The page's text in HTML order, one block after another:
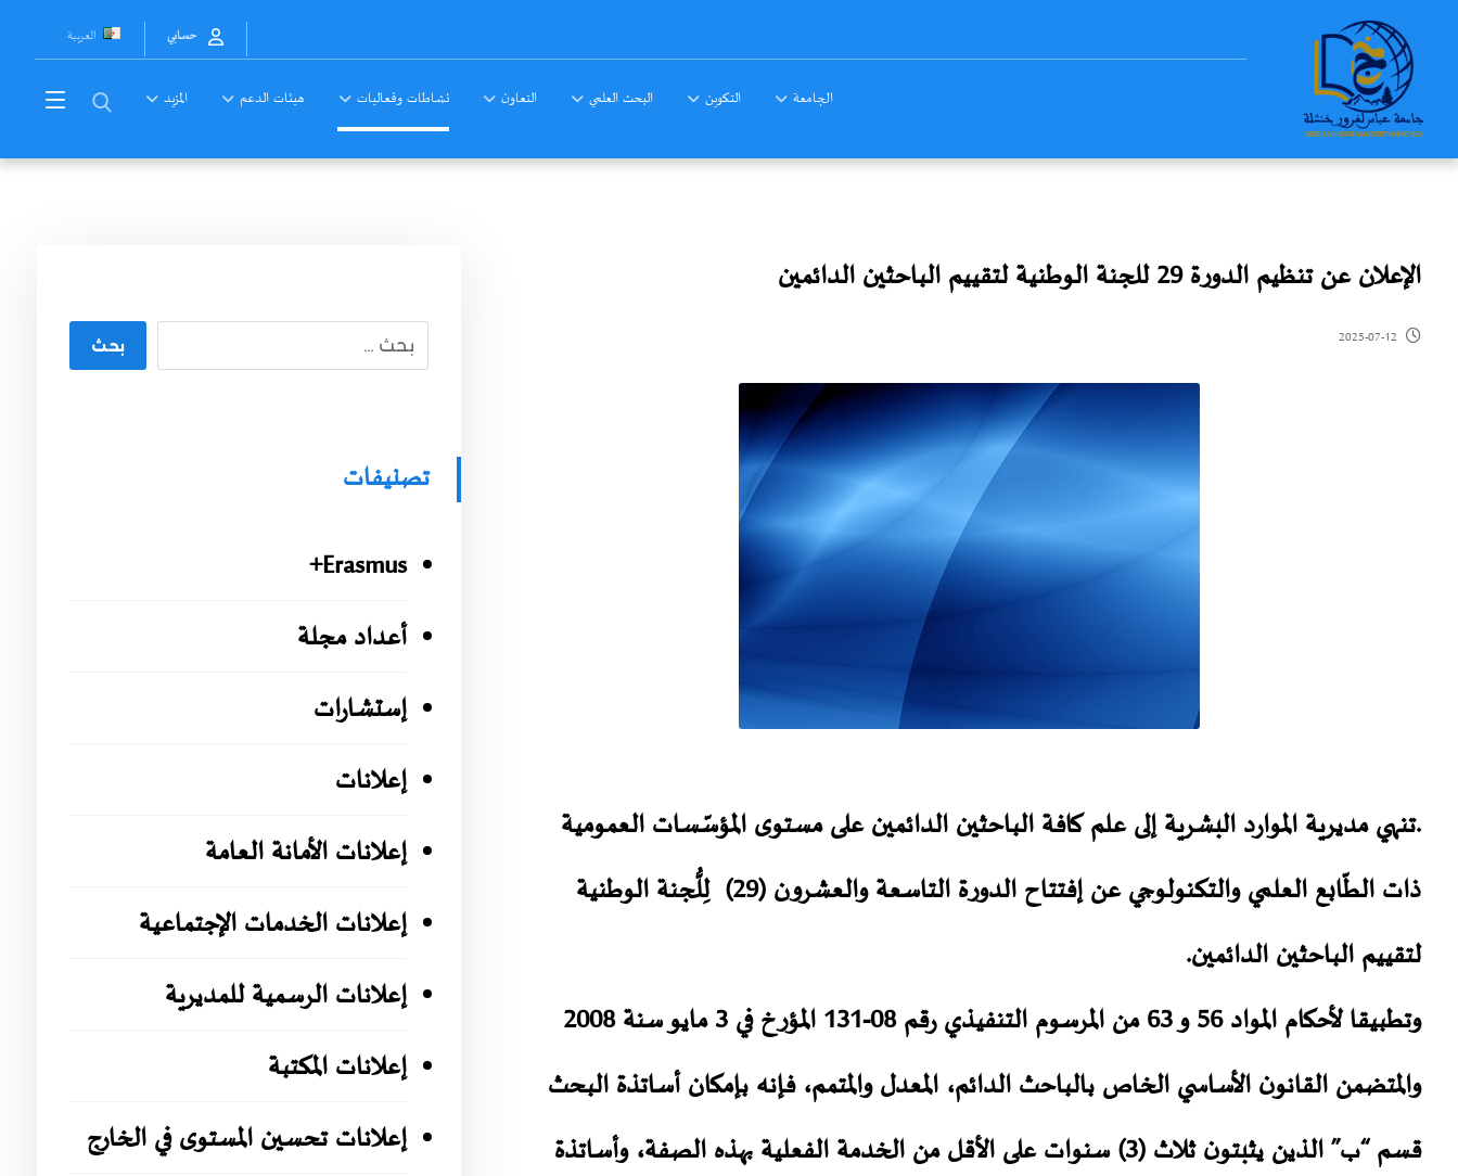
العربية حسابي
الجامعة التكوين البحث العلمي التعاون نشاطات وفعاليات هيئات الدعم المزيد
الإعلان عن تنظيم الدورة 29 للجنة الوطنية لتقييم الباحثين الدائمين
2025-07-12
.تنهي مديرية الموارد البشرية إلى علم كافة الباحثين الدائمين على مستوى المؤسّسات العمومية
ذات الطّابع العلمي والتكنولوجي عن إفتتاح الدورة التاسعة والعشرون (29) لِلُّجنة الوطنية
لتقييم الباحثين الدائمين.
والمتضمن القانون الأساسي الخاص بالباحث الدائم، المعدل والمتمم، فإنه بإمكان أساتذة البحث
قسم “ب” الذين يثبتون ثلاث (3) سنوات على الأقل من الخدمة الفعلية بهذه الصفة، وأساتذة
بحث
تصنيفات
Erasmus+
أعداد مجلة
إستشارات
إعلانات
إعلانات الأمانة العامة
إعلانات الخدمات الإجتماعية
إعلانات الرسمية للمديرية
إعلانات المكتبة
إعلانات تحسين المستوى في الخارج